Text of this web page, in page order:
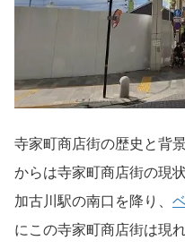
寺家町商店街の歴史と背
からは寺家町商店街の現
加古川駅の南口を降り、
にこの寺家町商店街は現